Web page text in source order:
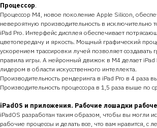
Процессор
Процессор M4, новое поколение Apple Silicon,
невероятную производительность в исключительно
iPad Pro. Интерфейс дисплея обеспечивает
цветопередачу и яркость. Мощный графический
ускорением трассировки лучей позволяет создавать
правила игры. А нейронный движок в M4 делает
лидером в области искусственного интеллекта.
Производительность рендеринга в iPad Pro в 4 раза
Производительность процессора в 1,5 раза выше по
iPadOS и приложения. Рабочие лошадки
iPadOS разработан таким образом, чтобы вы могли
рабочие процессы и делать все, что вам нравится, с